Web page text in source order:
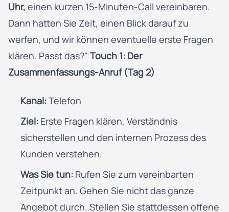
Uhr, einen kurzen 15-Minuten-Call vereinbaren.
Dann hatten Sie Zeit, einen Blick darauf zu
werfen, und wir können eventuelle erste Fragen
klären. Passt das?" Touch 1: Der
Zusammenfassungs-Anruf (Tag 2)
Kanal:Telefon
Ziel: Erste Fragen klären, Verständnis
sicherstellen und den internen Prozess des
Kunden verstehen.
Was Sie tun: Rufen Sie zum vereinbarten
Zeitpunkt an. Gehen Sie nicht das ganze
Angebot durch. Stellen Sie stattdessen offene